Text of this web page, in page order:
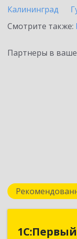
Калининград
Смотрите также:
Партнеры в